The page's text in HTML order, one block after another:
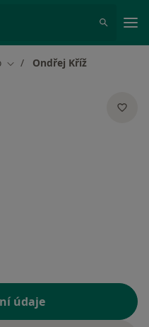
Změna města
Ondřej Kříž
údaje